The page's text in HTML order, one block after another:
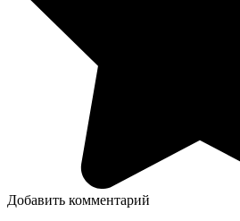
Добавить комментарий